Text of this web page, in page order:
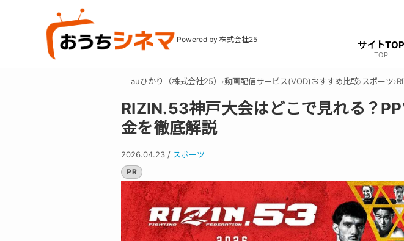
Powered by 株式会社25 サイトTOP
auひかり（株式会社25） ›動画配信サービス(VOD)おすすめ比較›スポーツ›
RIZIN.53神戸大会はどこで見れる？
金を徹底解説
2026.04.23 / スポーツ
PR